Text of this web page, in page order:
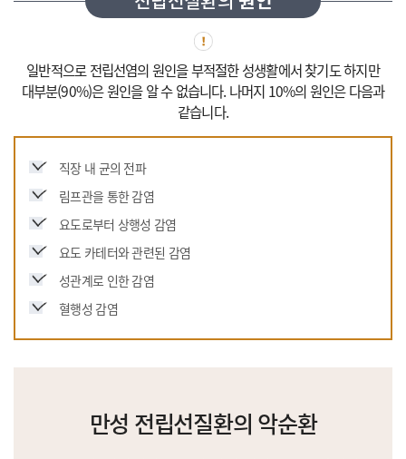
일반적으로 전립선염의 원인을 부적절한 성생활에서 찾기도 하지만
대부분(90%)은 원인을 알 수 없습니다. 나머지 10%의 원인은 다음과
같습니다.
직장 내 균의 전파
림프관을 통한 감염
요도로부터 상행성 감염
요도 카테터와 관련된 감염
성관계로 인한 감염
혈행성 감염
만성 전립선질환의 악순환